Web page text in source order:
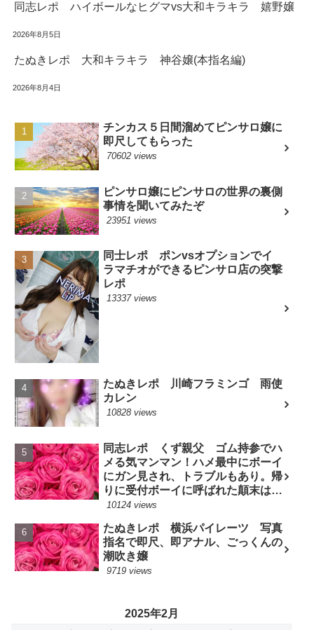
同志レポ ハイボールなヒグマvs大和キラキラ 嬉野嬢
2026年8月5日
たぬきレポ 大和キラキラ 神谷嬢(本指名編)
2026年8月4日
チンカス５日間溜めてピンサロ嬢に
即尺してもらった
70602 views
ピンサロ嬢にピンサロの世界の裏側
事情を聞いてみたぞ
23951 views
同士レポ ポンvsオプションでイ
ラマチオができるピンサロ店の突撃
レポ
13337 views
たぬきレポ 川崎フラミンゴ 雨使
カレン
10828 views
同志レポ くず親父 ゴム持参でハ
メる気マンマン！ハメ最中にボーイ
にガン見され、トラブルもあり。帰
りに受付ボーイに呼ばれた顛末は？
(7/10現役嬢)
10124 views
たぬきレポ 横浜パイレーツ 写真
指名で即尺、即アナル、ごっくんの
潮吹き嬢
9719 views
2025年2月